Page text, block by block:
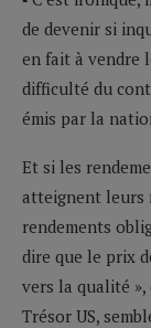
de devenir si
en fait à vendre
difficulté du
émis par la
Et si les
atteignent leurs
rendements
dire que le prix
vers la qualité »,
Trésor US,